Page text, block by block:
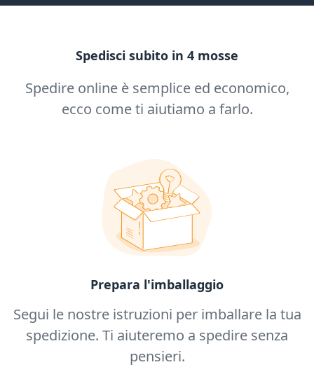
Spedisci subito in 4 mosse
Spedire online è semplice ed economico,
ecco come ti aiutiamo a farlo.
Prepara l'imballaggio
Segui le nostre istruzioni per imballare la tua
spedizione. Ti aiuteremo a spedire senza
pensieri.